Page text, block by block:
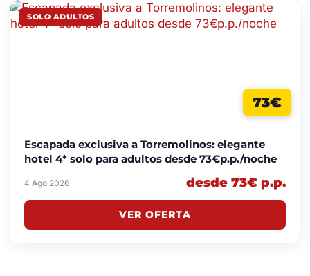
SOLO ADULTOS
73€
Escapada exclusiva a Torremolinos: elegante
hotel 4* solo para adultos desde 73€p.p./noche
4 Ago 2026 desde 73€ p.p.
VER OFERTA